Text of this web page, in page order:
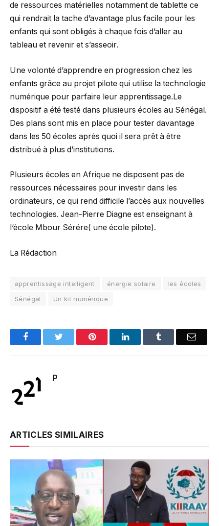
de ressources matérielles notamment de tablette ce
qui rendrait la tache d’avantage plus facile pour les
enfants qui sont obligés à chaque fois d’aller au
tableau et revenir et s’asseoir.
Une volonté d’apprendre en progression chez les
enfants grâce au projet pilote qui utilise la technologie
numérique pour parfaire leur apprentissage.Le
dispositif a été testé dans plusieurs écoles au Sénégal.
Des plans sont mis en place pour tester davantage
dans les 50 écoles après quoi il sera prêt à être
distribué à plus d’institutions.
Plusieurs écoles en Afrique ne disposent pas de
ressources nécessaires pour investir dans les
ordinateurs, ce qui rend difficile l’accès aux nouvelles
technologies. Jean-Pierre Diagne est enseignant à
l‘école Mbour Sérére( une école pilote).
La Rédaction
apprentissage intelligent énergie solaire
les écoles
Sénégal
Un kit numérique
FacebookTwitter Pinterest LinkedInTumblr Email
P
ARTICLES SIMILAIRES